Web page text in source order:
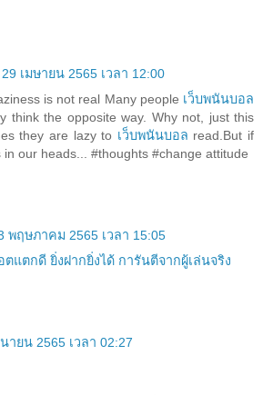
29 เมษายน 2565 เวลา 12:00
is not real Many people เว็บพนันบอล
think the opposite way. Why not, just this
they are lazy to เว็บพนันบอล read.But if
in our heads... #thoughts #change attitude
พฤษภาคม 2565 เวลา 15:05
ตแตกดี ยิ่งฝากยิ่งได้ การันตีจากผู้เล่นจริง
ายน 2565 เวลา 02:27